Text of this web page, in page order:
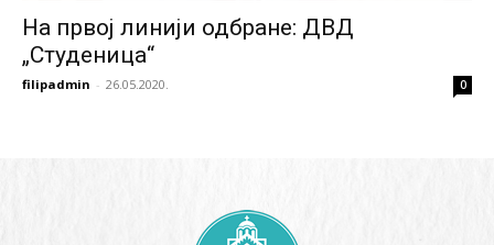
На првој линији одбране: ДВД
„Студеница“
filipadmin - 26.05.2020. 0